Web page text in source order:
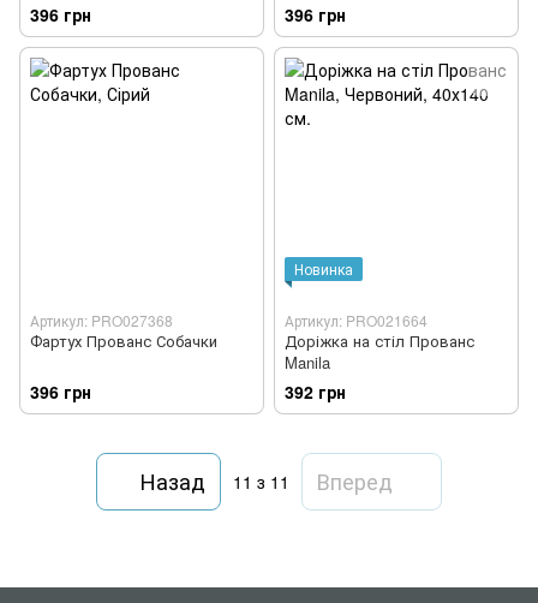
396 грн 396 грн
Артикул: PRO027368
Фартух Прованс Собачки
396 грн
Новинка
Артикул: PRO021664
Доріжка на стіл Прованс
Manila
392 грн
Назад 11 з 11 Вперед